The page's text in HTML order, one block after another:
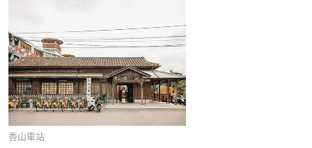
香山車站